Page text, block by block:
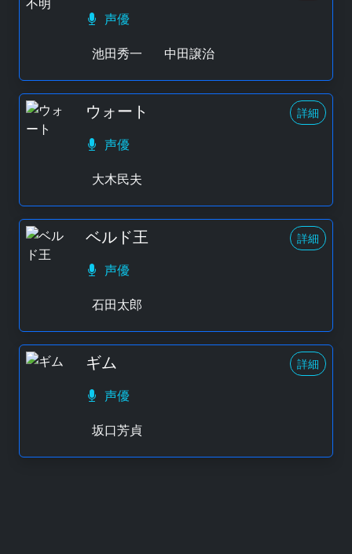
声優
池田秀一
中田譲治
ウォート 詳細
声優
大木民夫
ベルド王 詳細
声優
石田太郎
ギム 詳細
声優
坂口芳貞